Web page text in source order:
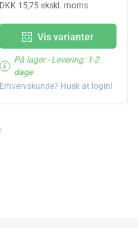
DKK 15,75 ekskl. moms
Vis varianter
På lager- Levering: 1-2
dage
Erhvervskunde? Husk at login!